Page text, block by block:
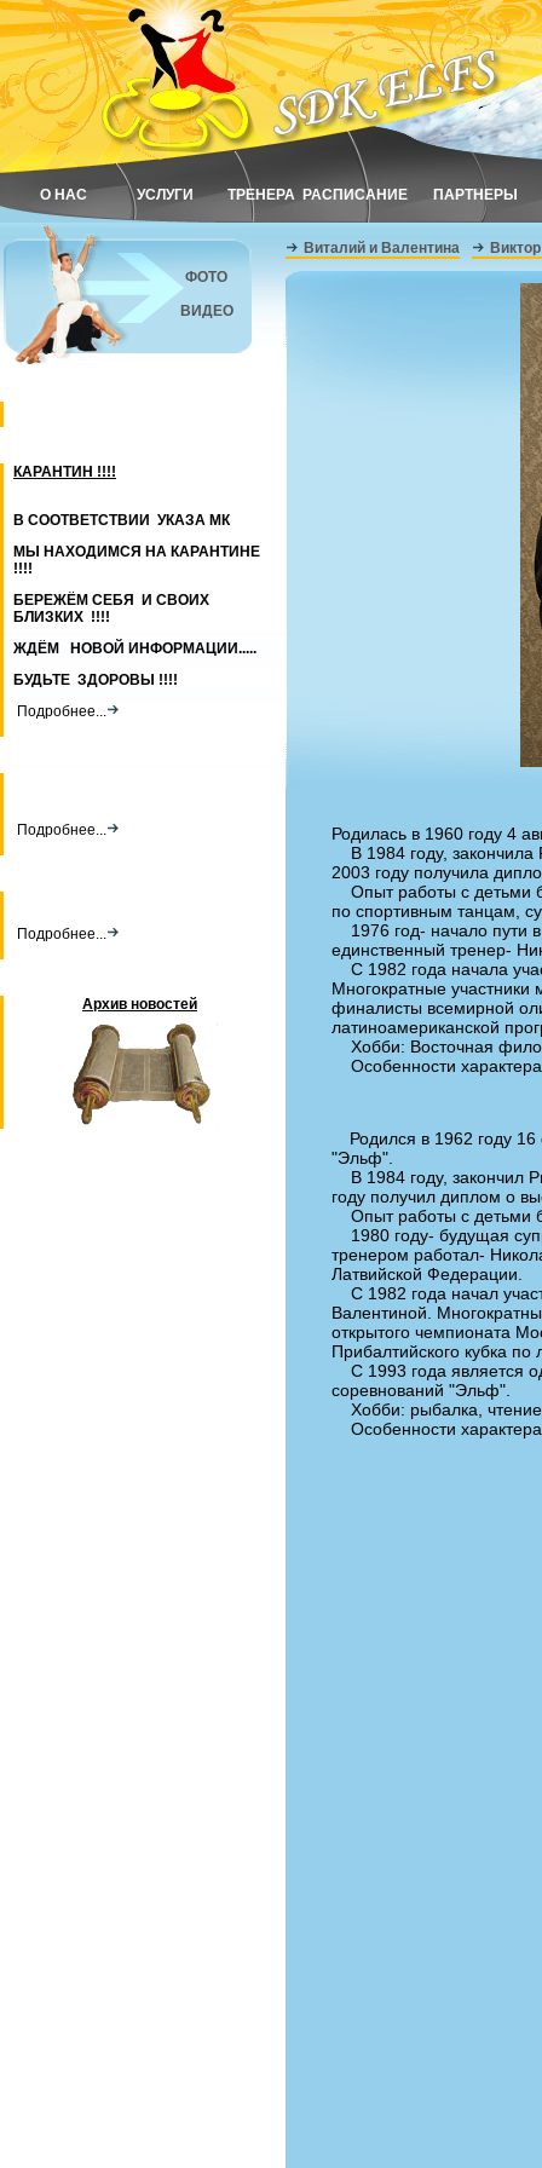
О НАС УСЛУГИ ТРЕНЕРА РАСПИСАНИЕ ПАРТНЕРЫ
ФОТО
ВИДЕО
КАРАНТИН !!!!
В СООТВЕТСТВИИ УКАЗА МК
МЫ НАХОДИМСЯ НА КАРАНТИНЕ
!!!!
БЕРЕЖЁМ СЕБЯ И СВОИХ
БЛИЗКИХ !!!!
ЖДЁМ НОВОЙ ИНФОРМАЦИИ.....
БУДЬТЕ ЗДОРОВЫ !!!!
Подробнее...
Подробнее...
Подробнее...
Архив новостей
Виталий и Валентина
Родилась в 1960 году 4
В 1984 году, закончила
2003 году получила
Опыт работы с детьми
по спортивным танцам,
1976 год- начало пути
единственный тренер-
С 1982 года начала
Многократные
финалисты всемирной
латиноамериканской
Хобби: Восточная
Особенности
Родился в 1962 году
"Эльф".
В 1984 году, закончил
году получил диплом о
Опыт работы с детьми
1980 году- будущая
тренером работал-
Латвийской Федерации.
С 1982 года начал
Валентиной.
открытого чемпионата
Прибалтийского кубка
С 1993 года является
соревнований "Эльф".
Хобби: рыбалка, чтение
Особенности